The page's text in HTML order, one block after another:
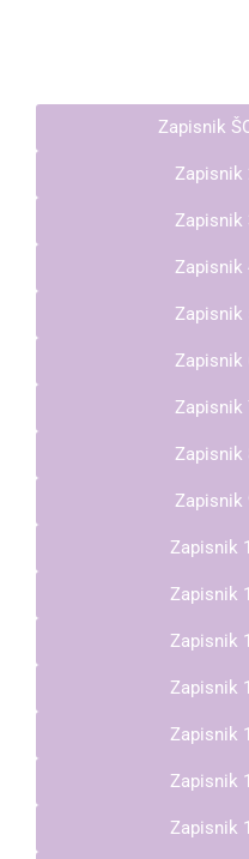
Zapisnik
Zapisnik
Zapisnik
Zapisnik
Zapisnik
Zapisnik
Zapisnik
Zapisnik
Zapisnik
Zapisnik
Zapisnik
Zapisnik
Zapisnik
Zapisnik
Zapisnik
Zapisnik